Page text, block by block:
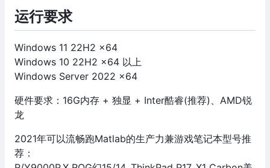
运行要求
Windows 11 22H2 x64
Windows 10 22H2 x64 以上
Windows Server 2022 x64
硬件要求：16G内存 + 独显 + Inter酷睿(推荐)、AMD锐
龙
2021年可以流畅跑Matlab的生产力兼游戏笔记本型号推
荐：